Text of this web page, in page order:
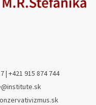
| +421 915 874 744